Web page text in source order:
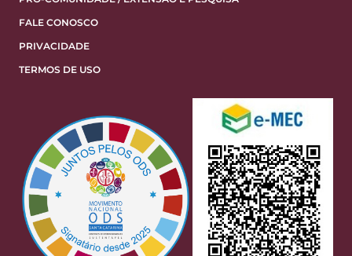
FALE CONOSCO
PRIVACIDADE
TERMOS DE USO